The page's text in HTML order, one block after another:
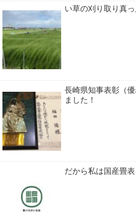
い草の刈り取り真
長崎県知事表彰（
ました！
だから私は国産畳